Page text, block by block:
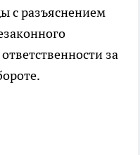
с разъяснением
за